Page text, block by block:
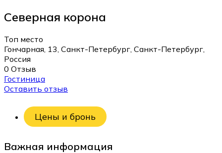
Северная корона
Топ место
Гончарная, 13, Санкт-Петербург, Санкт-Петербург,
Россия
0 Отзыв
Гостиница
Оставить отзыв
Цены и бронь
Важная информация